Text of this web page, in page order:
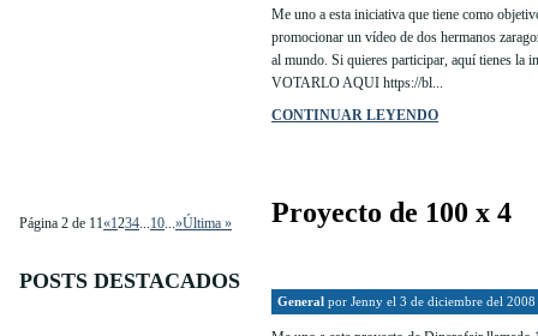
Me uno a esta iniciativa que tiene como
promocionar un vídeo de dos hermanos
al mundo. Si quieres participar, aquí tienes la
VOTARLO AQUI https://bl...
CONTINUAR LEYENDO
Proyecto de 100 x 4
General por Jenny el 3 de diciembre del 2008
Página 2 de 11«1234...10...»Última »
POSTS DESTACADOS